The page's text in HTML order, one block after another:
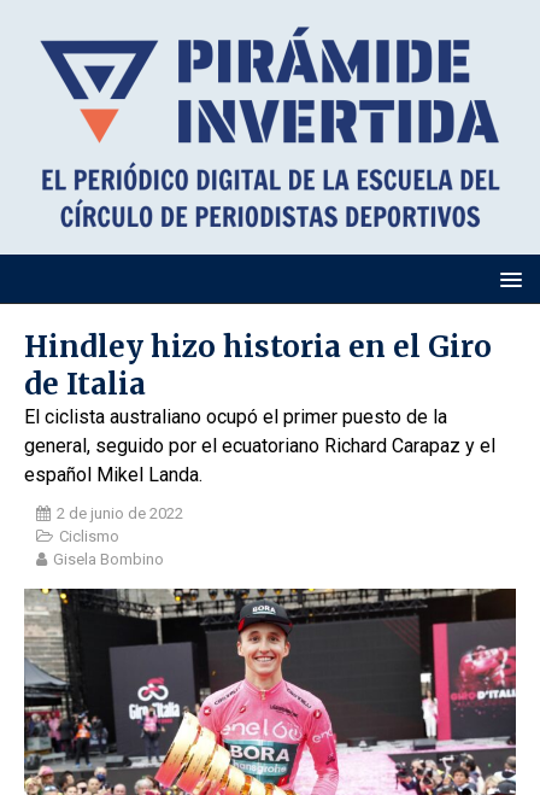
Hindley hizo historia en el Giro
de Italia
El ciclista australiano ocupó el primer puesto de la
general, seguido por el ecuatoriano Richard Carapaz y el
español Mikel Landa.
2 de junio de 2022
Ciclismo
Gisela Bombino